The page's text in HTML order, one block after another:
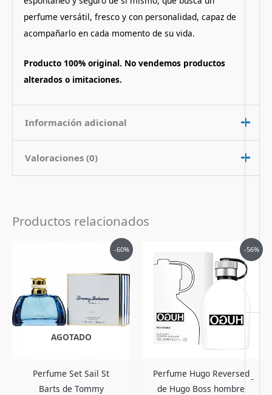
-
perfume versátil, fresco y con personalidad, capaz de
acompañarlo en cada momento de su vida.
Producto 100% original. No vendemos productos
alterados o imitaciones.
Información adicional
Contenido
Pais de Origen Alemania
Eau de Toilette (edt)
Valoraciones (0)
Sé el primero en valorar “Perfume
Hugo Energise de Hugo Boss
Debes para publicar una valoración.
Productos relacionados
-60%
AGOTADO
Perfume Set Sail St
Barts de Tommy
era:
precio
actual
es:
$167,900.
-56%
Perfume Hugo Reversed
de Hugo Boss hombre
precio
original
$495,000.
precio
actual
es:
$214,900.